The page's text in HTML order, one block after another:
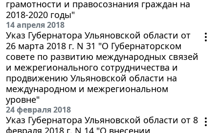
грамотности и правосознания граждан на
2018-2020 годы"
14 апреля 2018
Указ Губернатора Ульяновской области от
26 марта 2018 г. N 31 "О Губернаторском
совете по развитию международных связей
и межрегионального сотрудничества и
продвижению Ульяновской области на
международном и межрегиональном
уровне"
24 февраля 2018
Указ Губернатора Ульяновской области от 8
февраля 2018 г. N 14 "О внесении